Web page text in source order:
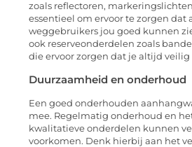
zoals reflectoren,
essentieel om ervoor te zorgen dat
weggebruikers jou goed kunnen
ook reserveonderdelen zoals
die ervoor zorgen dat je altijd veilig
Duurzaamheid en onderhoud
Een goed onderhouden
mee. Regelmatig onderhoud en
kwalitatieve onderdelen kunnen
voorkomen. Denk hierbij aan het